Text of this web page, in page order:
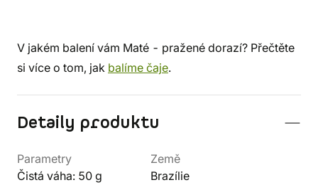
V jakém balení vám Maté - pražené dorazí? Přečtěte
si více o tom, jak balíme čaje.
Detaily produktu
Parametry
Čistá váha: 50 g
Země
Brazílie